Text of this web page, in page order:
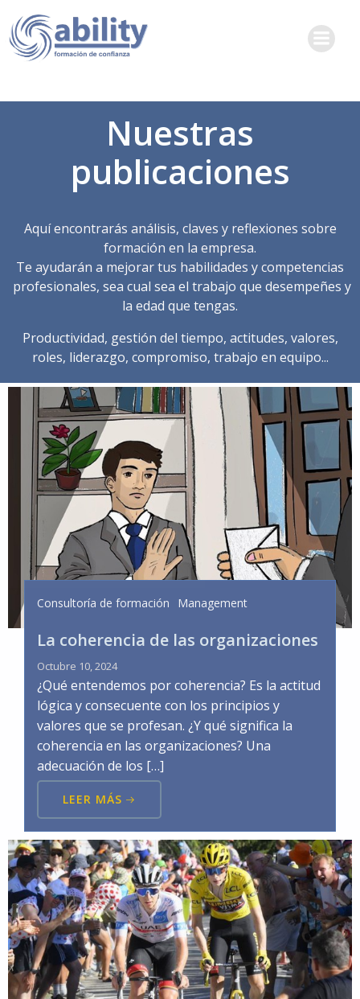
Nuestras
publicaciones
Aquí encontrarás análisis, claves y reflexiones sobre
formación en la empresa.
Te ayudarán a mejorar tus habilidades y competencias
profesionales, sea cual sea el trabajo que desempeñes y
la edad que tengas.
Productividad, gestión del tiempo, actitudes, valores,
roles, liderazgo, compromiso, trabajo en equipo...
Consultoría de formación Management
La coherencia de las organizaciones
Octubre 10, 2024
¿Qué entendemos por coherencia? Es la actitud
lógica y consecuente con los principios y
valores que se profesan. ¿Y qué significa la
coherencia en las organizaciones? Una
adecuación de los […]
LEER MÁS